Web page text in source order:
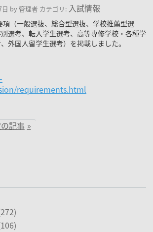
by 管理者 カテゴリ: 入試情報
（一般選抜、総合型選抜、学校推薦型選
選考、転入学生選考、高等専修学校・各種学
外国人留学生選考）を掲載しました。
requirements.html
記事